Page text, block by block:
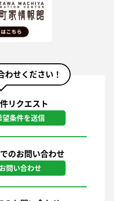
わせください！
リクエスト
望条件を送信
のお問い合わせ
お問い合わせ